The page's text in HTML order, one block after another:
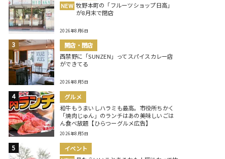
NEW 牧野本町の「フルーツショップ日高」
が8月末で閉店
2026年8月6日
開店・閉店
西禁野に「SUNZEN」ってスパイスカレー店
ができてる
2026年8月5日
グルメ
和牛もうまいしハラミも最高。市役所ちかく
「焼肉じゅん」のランチはあの美味しいごは
ん食べ放題【ひらつーグルメ広告】
2026年8月5日
イベント